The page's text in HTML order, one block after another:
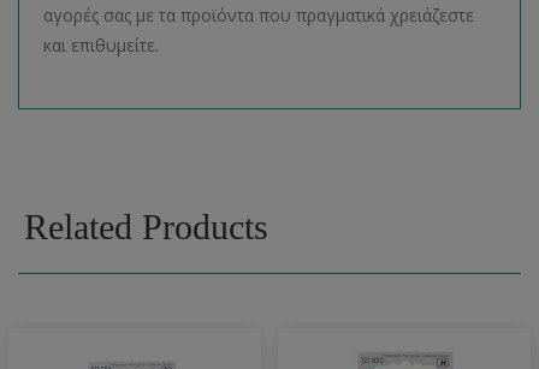
αγορές σας με τα προϊόντα που πραγματικά χρειάζεστε
και επιθυμείτε.
Related Products